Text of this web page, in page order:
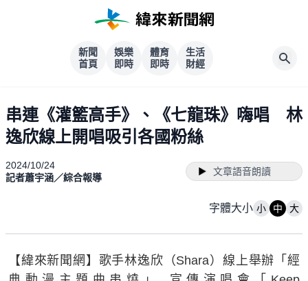
新聞
首頁
娛樂
即時
體育
即時
生活
財經
串連《灌籃高手》、《七龍珠》嗨唱 林
逸欣線上開唱吸引各國粉絲
2024/10/24
記者蕭宇涵／綜合報導
文章語音朗讀
字體大小 小 中 大
【緯來新聞網】歌手林逸欣（Shara）線上舉辦「經